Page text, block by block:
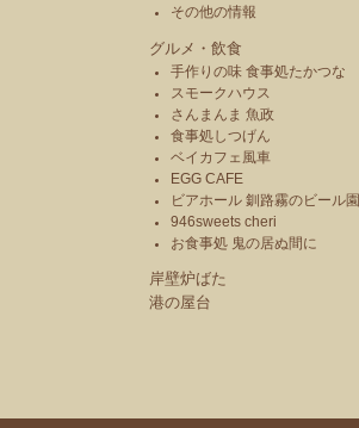
その他の情報
グルメ・飲食
手作りの味 食事処たかつな
スモークハウス
さんまんま 魚政
食事処しつげん
ベイカフェ風車
EGG CAFE
ビアホール 釧路霧のビール園
946sweets cheri
お食事処 鬼の居ぬ間に
岸壁炉ばた
港の屋台